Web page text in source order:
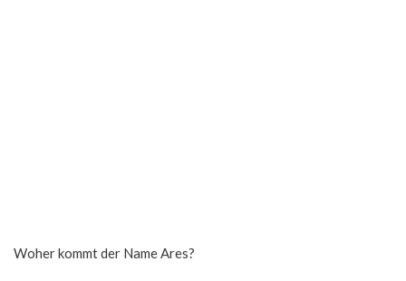
Woher kommt der Name Ares?